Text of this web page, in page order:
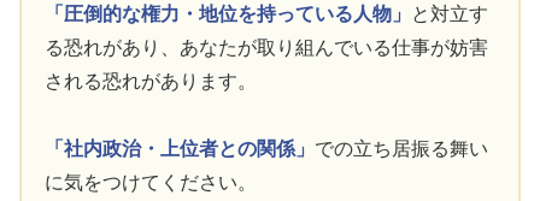
「圧倒的な権力・地位を持っている人物」
と対立す
る恐れがあり、あなたが取り組んでいる仕事が妨害
される恐れがあります。
「社内政治・上位者との関係」 での立ち居振る舞い
に気をつけてください。